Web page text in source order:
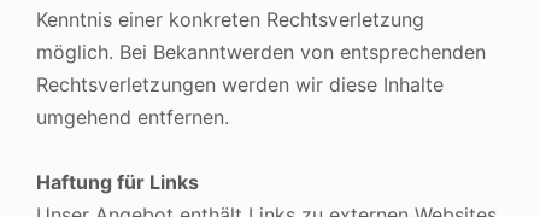
Kenntnis einer konkreten Rechtsverletzung
möglich. Bei Bekanntwerden von entsprechenden
Rechtsverletzungen werden wir diese Inhalte
umgehend entfernen.
Haftung für Links